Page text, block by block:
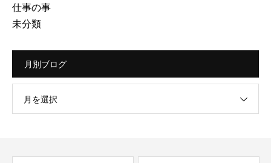
仕事の事
未分類
月別ブログ
月を選択